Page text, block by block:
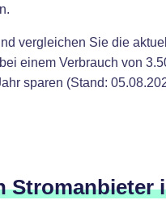
vergleichen Sie die
einem Verbrauch von
sparen (Stand: